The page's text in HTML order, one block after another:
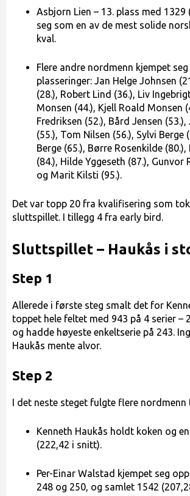
Asbjorn Lien – 13. plass med 1329
seg som en av de mest solide
kval.
Flere andre nordmenn kjempet
plasseringer: Jan Helge Johnsen
(28.), Robert Lind (36.), Liv
Monsen (44.), Kjell Roald Monsen
Fredriksen (52.), Bård Jensen (53.),
(55.), Tom Nilsen (56.), Sylvi Berge
Berge (65.), Børre Rosenkilde
(84.), Hilde Yggeseth (87.), Gunvor
og Marit Kilsti (95.).
Det var topp 20 fra kvalifisering som
sluttspillet. I tillegg 4 fra early bird.
Sluttspillet – Haukås i
Step 1
Allerede i første steg smalt det for
toppet hele feltet med 943 på 4 serier –
og hadde høyeste enkeltserie på 243.
Haukås mente alvor.
Step 2
I det neste steget fulgte flere nordmenn
Kenneth Haukås holdt koken og
(222,42 i snitt).
Per-Einar Walstad kjempet seg
248 og 250, og samlet 1542